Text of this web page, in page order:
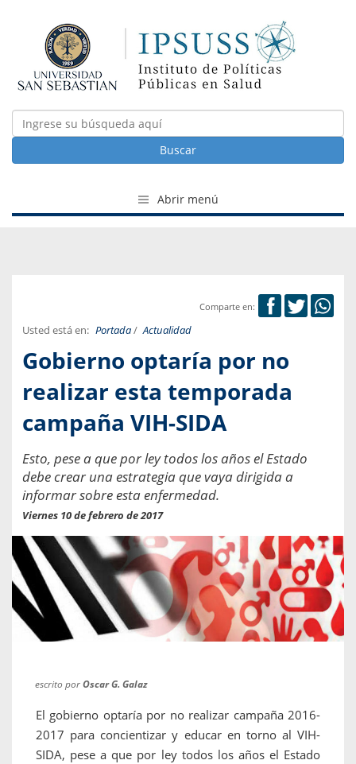
Buscar
Abrir menú
Comparte en:
Usted está en: Portada/ Actualidad
Gobierno optaría por no
realizar esta temporada
campaña VIH-SIDA
Esto, pese a que por ley todos los años el Estado
debe crear una estrategia que vaya dirigida a
informar sobre esta enfermedad.
Viernes 10 de febrero de 2017
escrito porOscar G. Galaz
El gobierno optaría por no realizar campaña 2016-
2017 para concientizar y educar en torno al VIH-
SIDA, pese a que por ley todos los años el Estado